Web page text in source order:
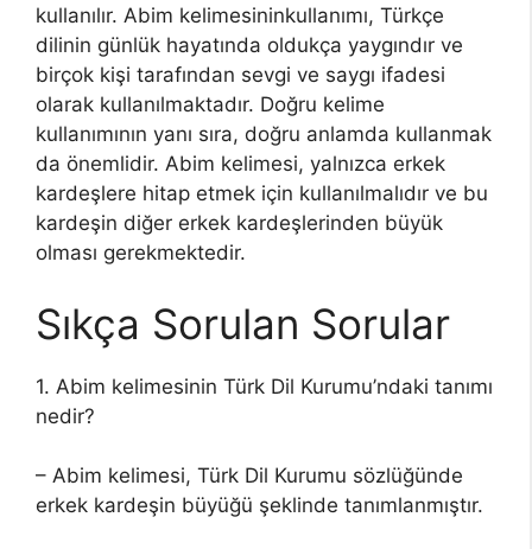
kullanılır. Abim kelimesininkullanımı, Türkçe
dilinin günlük hayatında oldukça yaygındır ve
birçok kişi tarafından sevgi ve saygı ifadesi
olarak kullanılmaktadır. Doğru kelime
kullanımının yanı sıra, doğru anlamda kullanmak
da önemlidir. Abim kelimesi, yalnızca erkek
kardeşlere hitap etmek için kullanılmalıdır ve bu
kardeşin diğer erkek kardeşlerinden büyük
olması gerekmektedir.
Sıkça Sorulan Sorular
1. Abim kelimesinin Türk Dil Kurumu’ndaki tanımı
nedir?
– Abim kelimesi, Türk Dil Kurumu sözlüğünde
erkek kardeşin büyüğü şeklinde tanımlanmıştır.